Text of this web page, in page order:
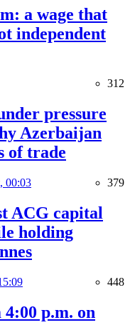
a wage that
independent
312
pressure
Azerbaijan
of trade
00:03 379
ACG capital
holding
448
p.m. on